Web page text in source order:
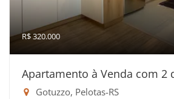
R$ 320.000
Apartamento à Venda com 2
Gotuzzo, Pelotas-RS